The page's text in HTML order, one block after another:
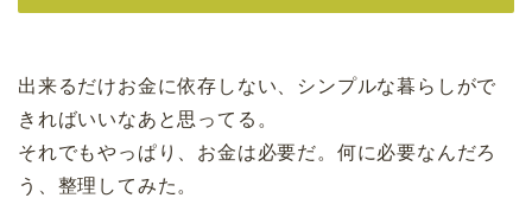
出来るだけお金に依存しない、シンプルな暮らしがで
きればいいなあと思ってる。
それでもやっぱり、お金は必要だ。何に必要なんだろ
う、整理してみた。